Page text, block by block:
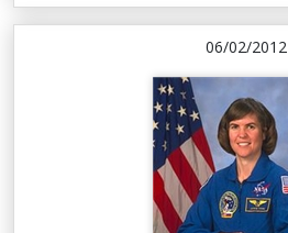
06/02/2012